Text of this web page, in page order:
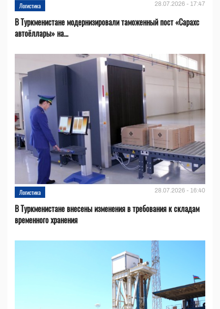
Логистика 28.07.2026 - 17:47
В Туркменистане модернизировали таможенный пост «Сарахс
автоёллары» на...
Логистика 28.07.2026 - 16:40
В Туркменистане внесены изменения в требования к складам
временного хранения